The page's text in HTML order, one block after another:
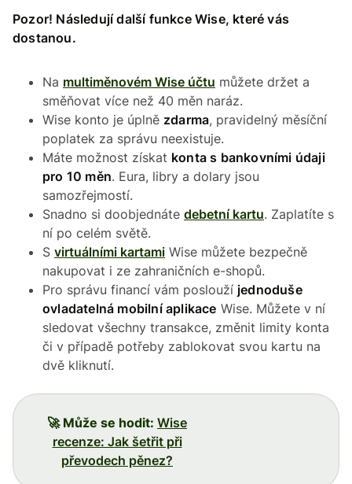
Pozor! Následují další funkce Wise, které vás
dostanou.
Na multiměnovém Wise účtu můžete držet a
směňovat více než 40 měn naráz.
Wise konto je úplně zdarma, pravidelný měsíční
poplatek za správu neexistuje.
Máte možnost získat konta s bankovními údaji
pro 10 měn. Eura, libry a dolary jsou
samozřejmostí.
Snadno si doobjednáte debetní kartu. Zaplatíte s
ní po celém světě.
S virtuálními kartami Wise můžete bezpečně
nakupovat i ze zahraničních e-shopů.
Pro správu financí vám poslouží jednoduše
ovladatelná mobilní aplikace Wise. Můžete v ní
sledovat všechny transakce, změnit limity konta
či v případě potřeby zablokovat svou kartu na
dvě kliknutí.
🚀 Může se hodit: Wise
recenze: Jak šetřit při
převodech pěnez?